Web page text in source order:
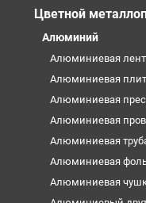
Цветной
Алюминий
Алюминиевая
Алюминиевая
Алюминиевая
Алюминиевая
Алюминиевая
Алюминиевая
Алюминиевая